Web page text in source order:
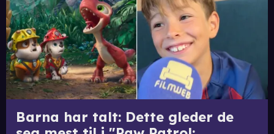
Barna har talt: Dette gleder de